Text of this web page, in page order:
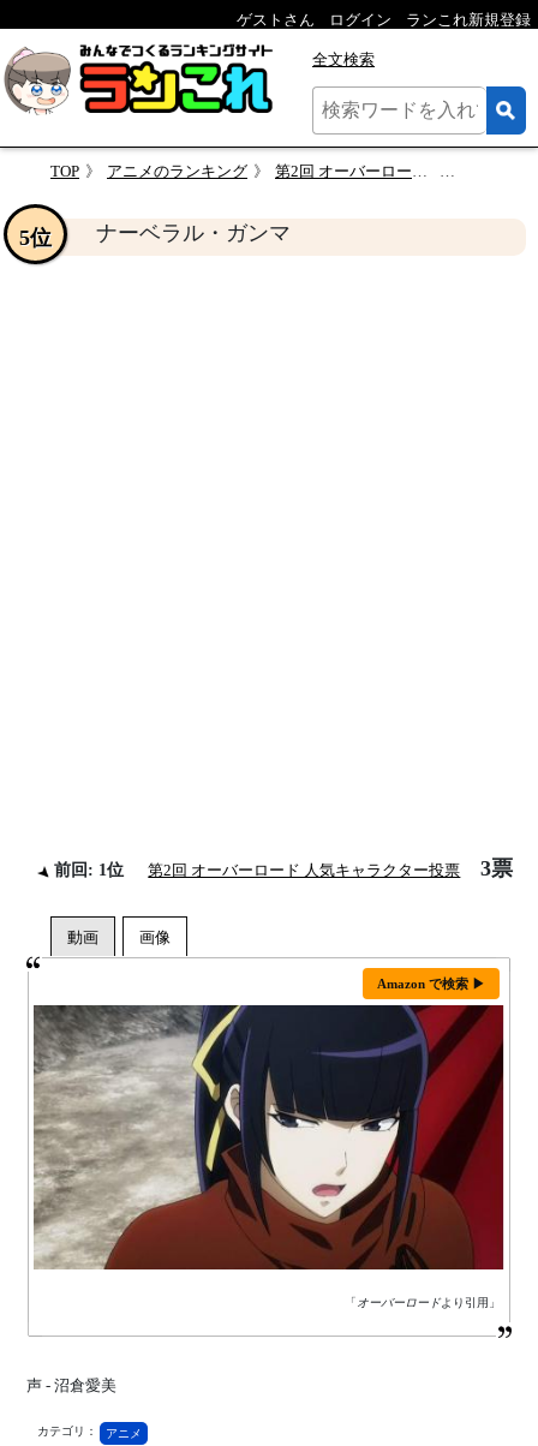
ゲストさん ログイン ランこれ新規登録
全文検索
TOP アニメのランキング 第2回 オーバーロード 人気キャラクター投票
ナーベラル・ガンマ
5位
前回: 1位 第2回 オーバーロード 人気キャラクター投票 3票
Amazon で検索 ▶
「 オーバーロードより引用」
声 - 沼倉愛美
カテゴリ： アニメ